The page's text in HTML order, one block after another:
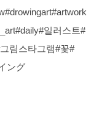
일러스트#
림스타그램#꽃#
ング